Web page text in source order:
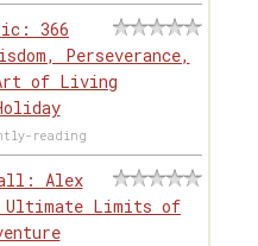
366
Perseverance,
of Living
reading
Alex
Ultimate Limits of